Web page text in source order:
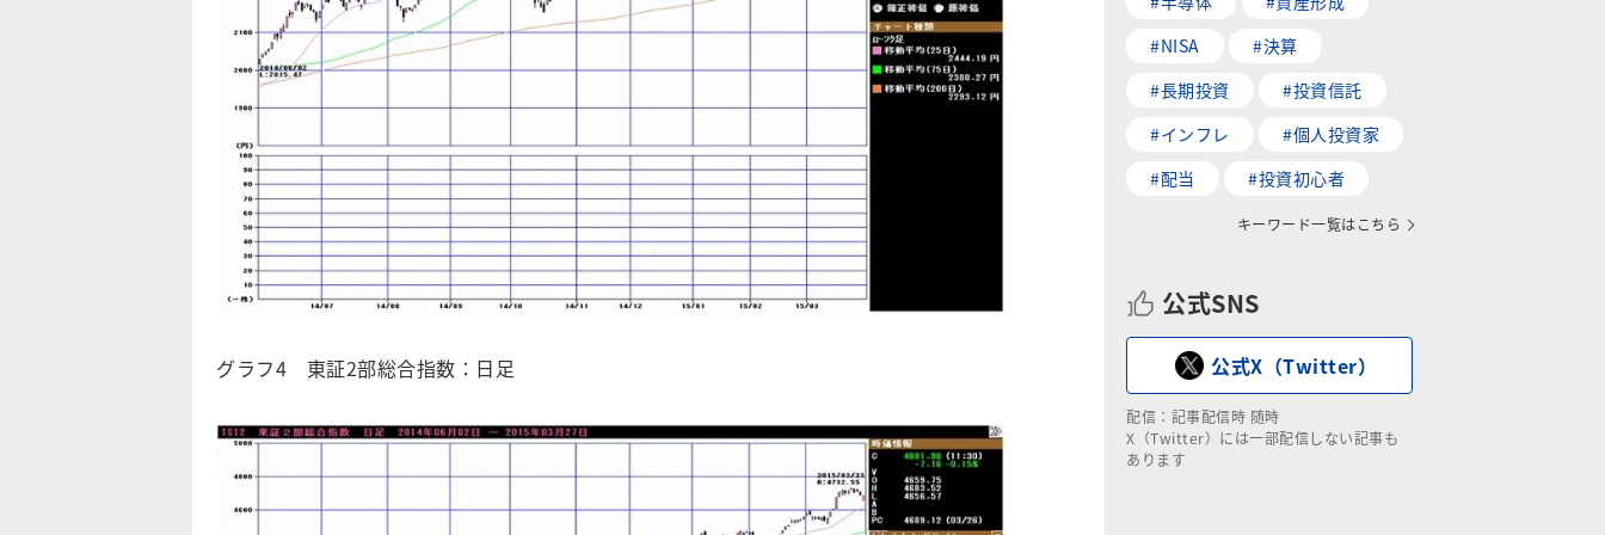
グラフ4 東証2部総合指数：日足
#NISA
#決算
#長期投資
#投資信託
#インフレ
#個人投資家
#配当
#投資初心者
キーワード一覧はこちら
公式SNS
公式X（Twitter）
配信：記事配信時 随時
X（Twitter）には一部配信しない記事も
あります